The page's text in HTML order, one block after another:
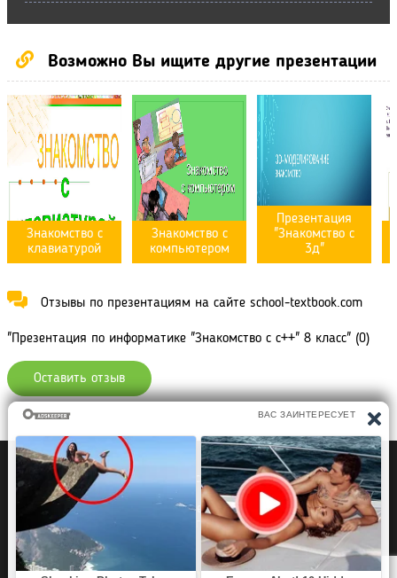
Возможно Вы ищите другие презентации
Знакомство с
клавиатурой
Знакомство с
компьютером
Презентация
"Знакомство с
3д"
Отзывы по презентациям на сайте school-textbook.com
"Презентация по информатике "Знакомство с с++" 8 класс" (0)
Оставить отзыв
Политика конфиденциальности
Правообладателям
Рефераты Дипломы Курсовые работы
Читать книги
Аудиокниги
Раскраски для детей
Загадки, Игры Головоломки